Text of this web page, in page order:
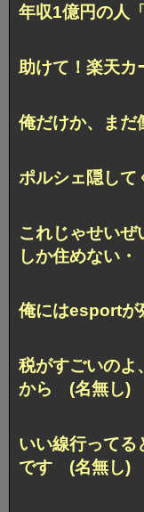
年収1億円の人
助けて！楽天
俺だけか、ま
ポルシェ隠し
これじゃせいぜ
しか住めない
俺にはesport
税がすごいのよ
から (名無し)
いい線行ってる
です (名無し)